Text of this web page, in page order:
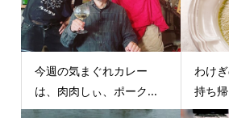
今週の気まぐれカレー
は、肉肉しぃ、ポーク...
わけ
持ち